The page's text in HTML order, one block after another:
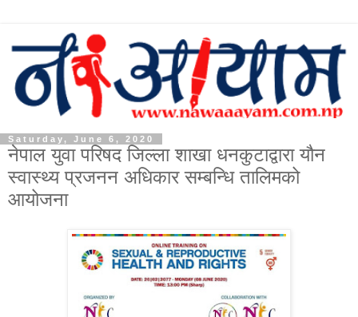
Saturday, June 6, 2020
नेपाल युवा परिषद जिल्ला शाखा धनकुटाद्वारा यौन
स्वास्थ्य प्रजनन अधिकार सम्बन्धि तालिमको
आयोजना